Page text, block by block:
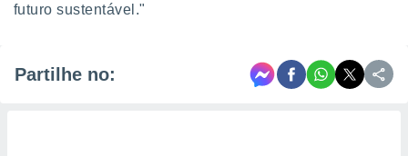
futuro sustentável."
Partilhe no: